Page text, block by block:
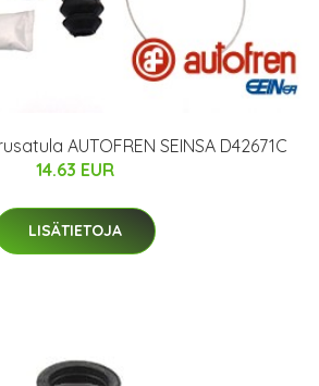
AUTOFREN SEINSA D42671C
14.63 EUR
LISÄTIETOJA